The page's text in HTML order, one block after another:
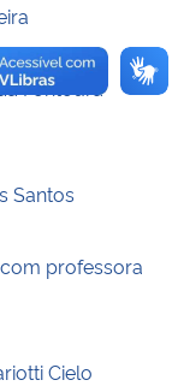
Fontoura
Santos
professora
Cielo